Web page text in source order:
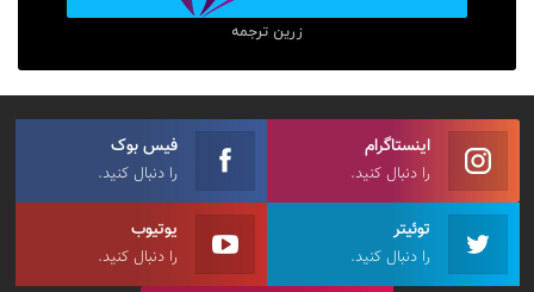
زرین ترجمه
اینستاگرام
را دنبال کنید.
فیس بوک
را دنبال کنید.
توئیتر
را دنبال کنید.
یوتیوب
را دنبال کنید.